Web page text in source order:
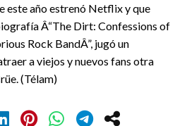
este año estrenó Netflix y que
Â“The Dirt: Confessions of
Rock BandÂ”, jugó un
a viejos y nuevos fans otra
(Télam)